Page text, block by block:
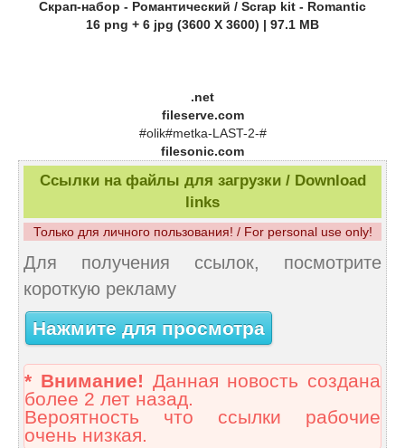
Скрап-набор - Романтический / Scrap kit - Romantic
16 png + 6 jpg (3600 X 3600) | 97.1 MB
.net
fileserve.com
#olik#metka-LAST-2-#
filesonic.com
Ссылки на файлы для загрузки / Download
links
Только для личного пользования! / For personal use only!
Для получения ссылок, посмотрите
короткую рекламу
Нажмите для просмотра
* Внимание! Данная новость создана
более 2 лет назад.
Вероятность что ссылки рабочие
очень низкая.